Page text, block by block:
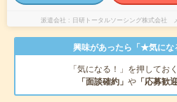
派遣会社 日研トータルソーシング株式会社
興味があったら「★気にな
「気になる！」を押してお
「面談確約」 や 「応募歓